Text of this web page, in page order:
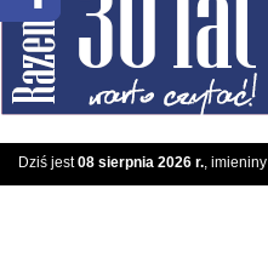
Dziś jest08 sierpnia 2026 r., imieniny